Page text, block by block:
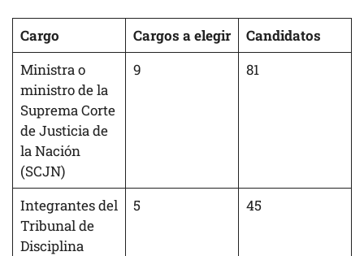
Cargo Cargos a elegir
Candidatos
Ministra o
ministro de la
Suprema Corte
de Justicia de
la Nación
(SCJN)
9 81
Integrantes del
Tribunal de
Disciplina
5 45